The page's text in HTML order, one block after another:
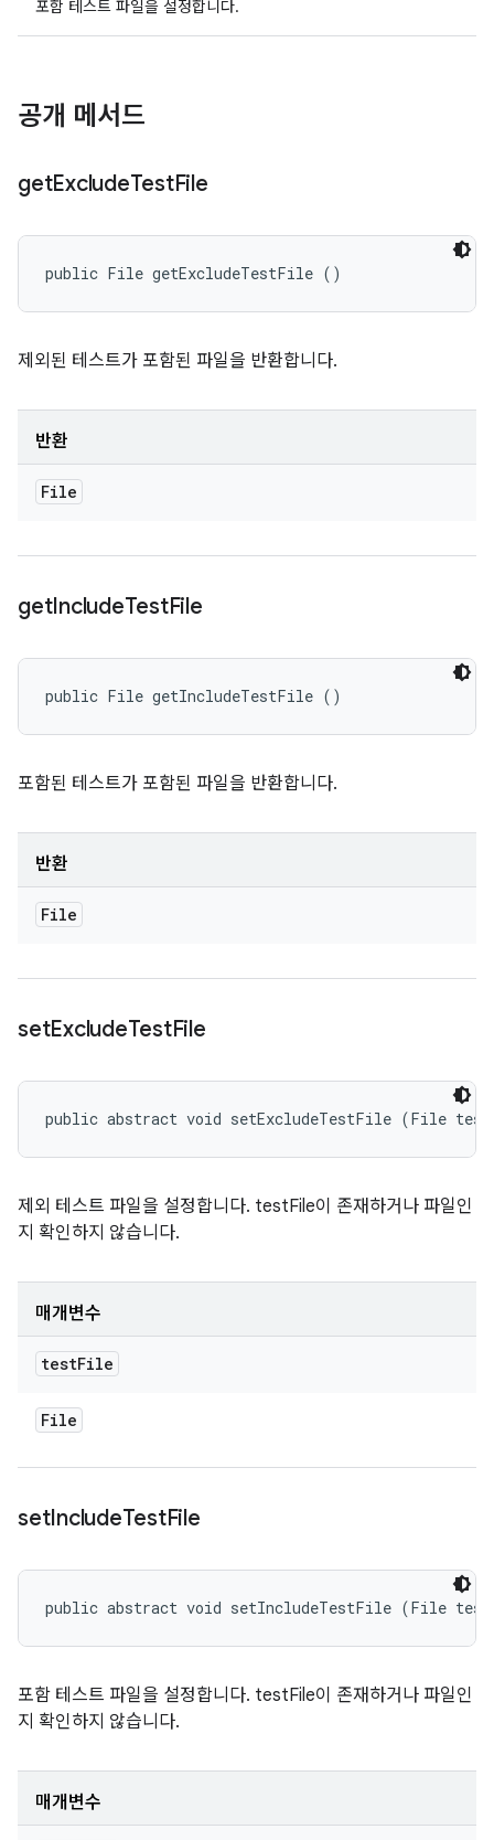
포함 테스트 파일을 설정합니다.
공개 메서드
getExcludeTestFile
public File getExcludeTestFile ()
제외된 테스트가 포함된 파일을 반환합니다.
반환
File
getIncludeTestFile
public File getIncludeTestFile ()
포함된 테스트가 포함된 파일을 반환합니다.
반환
File
setExcludeTestFile
public abstract void setExcludeTestFile (File
제외 테스트 파일을 설정합니다. testFile이 존재하거나 파일인
지 확인하지 않습니다.
매개변수
testFile
File
setIncludeTestFile
public abstract void setIncludeTestFile (File
포함 테스트 파일을 설정합니다. testFile이 존재하거나 파일인
지 확인하지 않습니다.
매개변수